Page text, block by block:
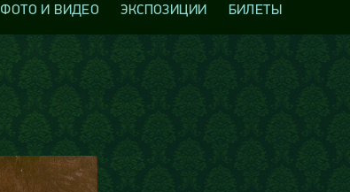
ФОТО И ВИДЕО ЭКСПОЗИЦИИ БИЛЕТЫ